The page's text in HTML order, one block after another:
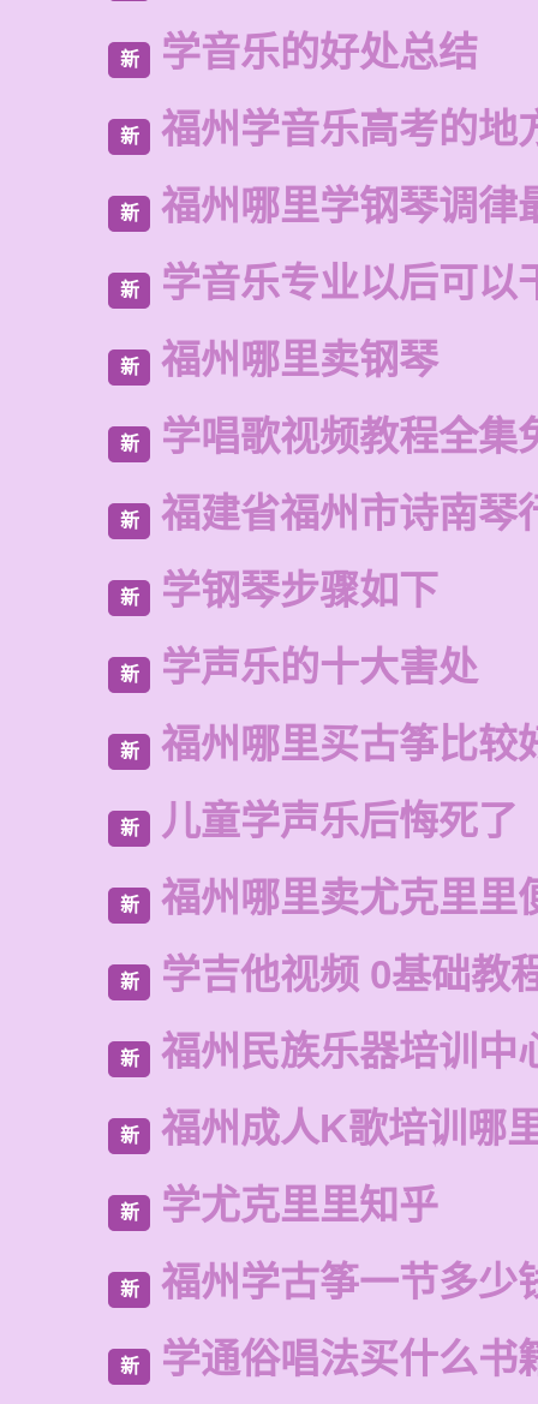
新 学音乐的好处总结
新 福州学音乐高考的地
新 福州哪里学钢琴调律
新 学音乐专业以后可以
新 福州哪里卖钢琴
新 学唱歌视频教程全集
新 福建省福州市诗南琴
新 学钢琴步骤如下
新 学声乐的十大害处
新 福州哪里买古筝比较
新 儿童学声乐后悔死了
新 福州哪里卖尤克里里
新 学吉他视频 0基础教
新 福州民族乐器培训中
新 福州成人K歌培训哪
新 学尤克里里知乎
新 福州学古筝一节多少
新 学通俗唱法买什么书